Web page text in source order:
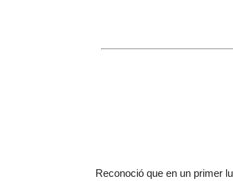
Reconoció que en un primer